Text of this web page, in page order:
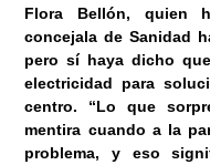
Flora Bellón, quien
concejala de Sanidad
pero sí haya dicho
electricidad para
centro. “Lo que
mentira cuando a la
problema, y eso